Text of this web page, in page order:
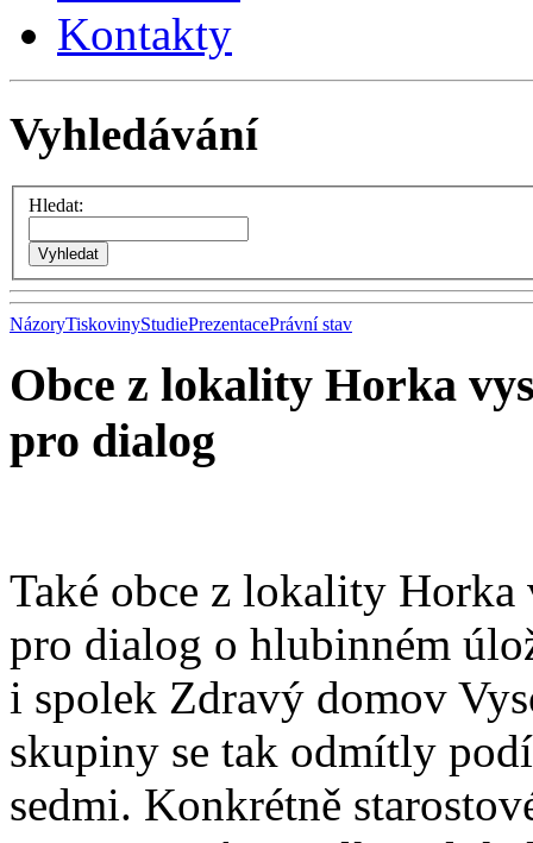
Kontakty
Vyhledávání
Hledat:
NázoryTiskovinyStudiePrezentacePrávní stav
Obce z lokality Horka
pro dialog
Také obce z lokality
pro dialog o hlubinném
i spolek Zdravý domov
skupiny se tak odmítly
sedmi. Konkrétně